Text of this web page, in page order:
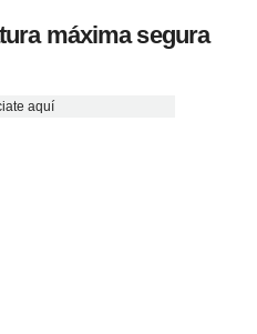
máxima segura
aquí